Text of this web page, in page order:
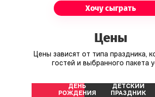
Хочу сыграть
Цены
Цены зависят от типа праздника,
гостей и выбранного пакета
ДЕНЬ
РОЖДЕНИЯ
ДЕТСКИЙ
ПРАЗДНИК